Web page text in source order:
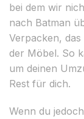
bei dem wir
nach Batman
Verpacken,
der Möbel. So
um deinen
Rest für dich.
Wenn du